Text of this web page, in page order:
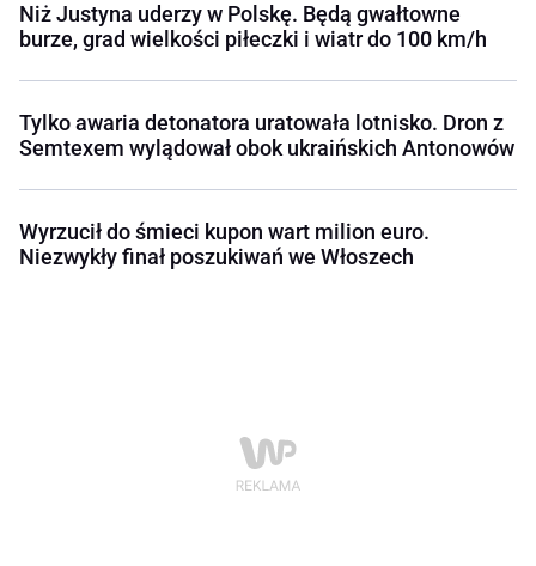
Niż Justyna uderzy w Polskę. Będą gwałtowne
burze, grad wielkości piłeczki i wiatr do 100 km/h
Tylko awaria detonatora uratowała lotnisko. Dron z
Semtexem wylądował obok ukraińskich Antonowów
Wyrzucił do śmieci kupon wart milion euro.
Niezwykły finał poszukiwań we Włoszech